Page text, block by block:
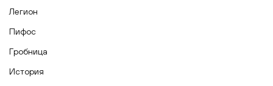
Легион
Пифос
Гробница
История